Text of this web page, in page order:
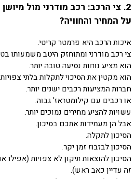
2. צי הרכב: רכב מודרני מול
על המחיר והחוויה?
איכות הרכב היא פרמטר קריטי.
צי רכב מודרני ומתוחזק היטב משמעותו
הוא מציע נוחות נסיעה טובה יותר.
הוא מקטין את הסיכוי לתקלות בלתי
חברות המציעות רכבים ישנים יותר.
או רכבים עם קילומטראז' גבוה.
עשויות להציע מחירים נמוכים יותר.
אבל הן מעמידות אתכם בסיכון.
הסיכון לתקלה.
הסיכון לבזבוז זמן יקר.
הסיכון להוצאות תיקון לא צפויות
זה עדיין כאב ראש).